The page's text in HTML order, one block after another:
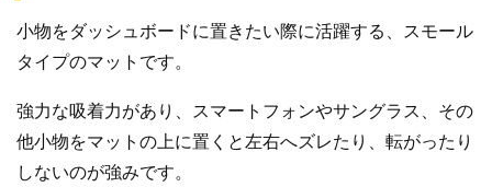
小物をダッシュボードに置きたい際に活躍する、スモール
タイプのマットです。
強力な吸着力があり、スマートフォンやサングラス、その
他小物をマットの上に置くと左右へズレたり、転がったり
しないのが強みです。